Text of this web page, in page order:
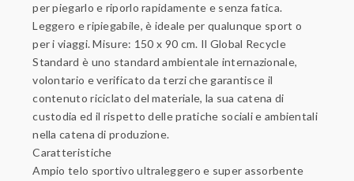
per piegarlo e riporlo rapidamente e senza fatica.
Leggero e ripiegabile, è ideale per qualunque sport o
per i viaggi. Misure: 150 x 90 cm. Il Global Recycle
Standard è uno standard ambientale internazionale,
volontario e verificato da terzi che garantisce il
contenuto riciclato del materiale, la sua catena di
custodia ed il rispetto delle pratiche sociali e ambientali
nella catena di produzione.
Caratteristiche
Ampio telo sportivo ultraleggero e super assorbente